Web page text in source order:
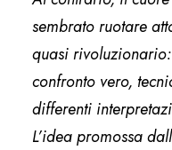
sembrato ruotare
quasi rivoluzionario:
confronto vero,
differenti
L’idea promossa